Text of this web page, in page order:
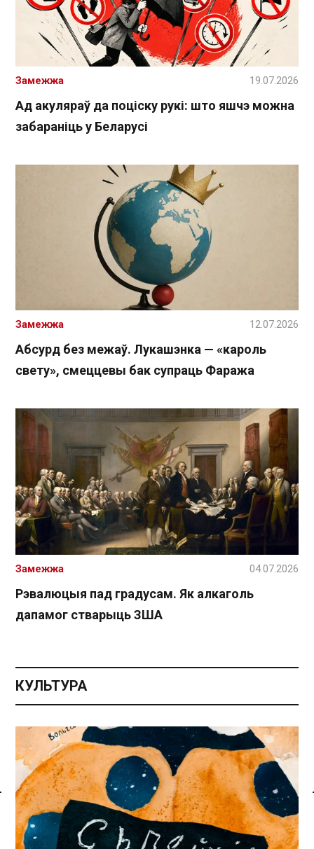
Спасылка без VPN
Ад акуляраў да поціску рукі: што яшчэ можна
забараніць у Беларусі
Замежжа 19.07.2026
Абсурд без межаў. Лукашэнка — «кароль
свету», смеццевы бак супраць Фаража
Замежжа 12.07.2026
Рэвалюцыя пад градусам. Як алкаголь
дапамог стварыць ЗША
Замежжа 04.07.2026
КУЛЬТУРА